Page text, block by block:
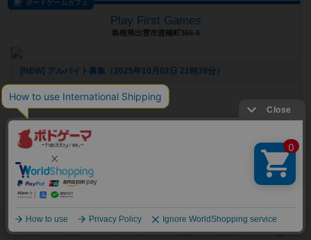
ボードゲームカフェ
Play First Games
島根県出雲市渡橋町366-6
[NEW] アルバイト募集（2025年10月02日 21時39分）
遊べるボードゲーム 410個
ツレんちカフェ＆BAR HOBBY SALOON
愛知県岡崎市羽根西３丁目５−１ ルートオブファイブ102号